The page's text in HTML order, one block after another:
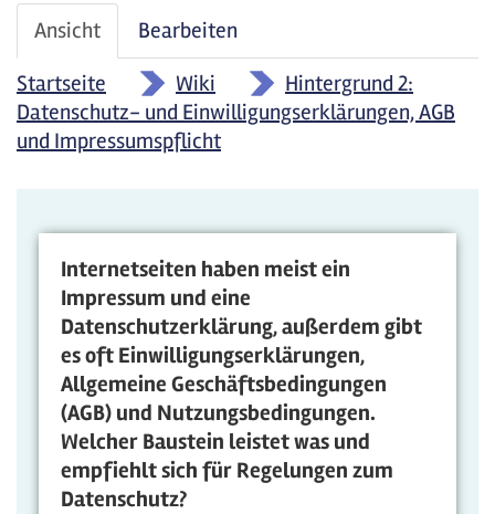
Haupt-
Reiter
Ansicht (aktiver
Reiter)
Bearbeiten
Startseite
» Wiki »
Hintergrund 2:
Datenschutz- und Einwilligungserklärungen, AGB
und Impressumspflicht
Internetseiten haben meist ein
Impressum und eine
Datenschutzerklärung, außerdem gibt
es oft Einwilligungserklärungen,
Allgemeine Geschäftsbedingungen
(AGB) und Nutzungsbedingungen.
Welcher Baustein leistet was und
empfiehlt sich für Regelungen zum
Datenschutz?